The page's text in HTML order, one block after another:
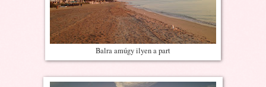
Balra amúgy ilyen a part